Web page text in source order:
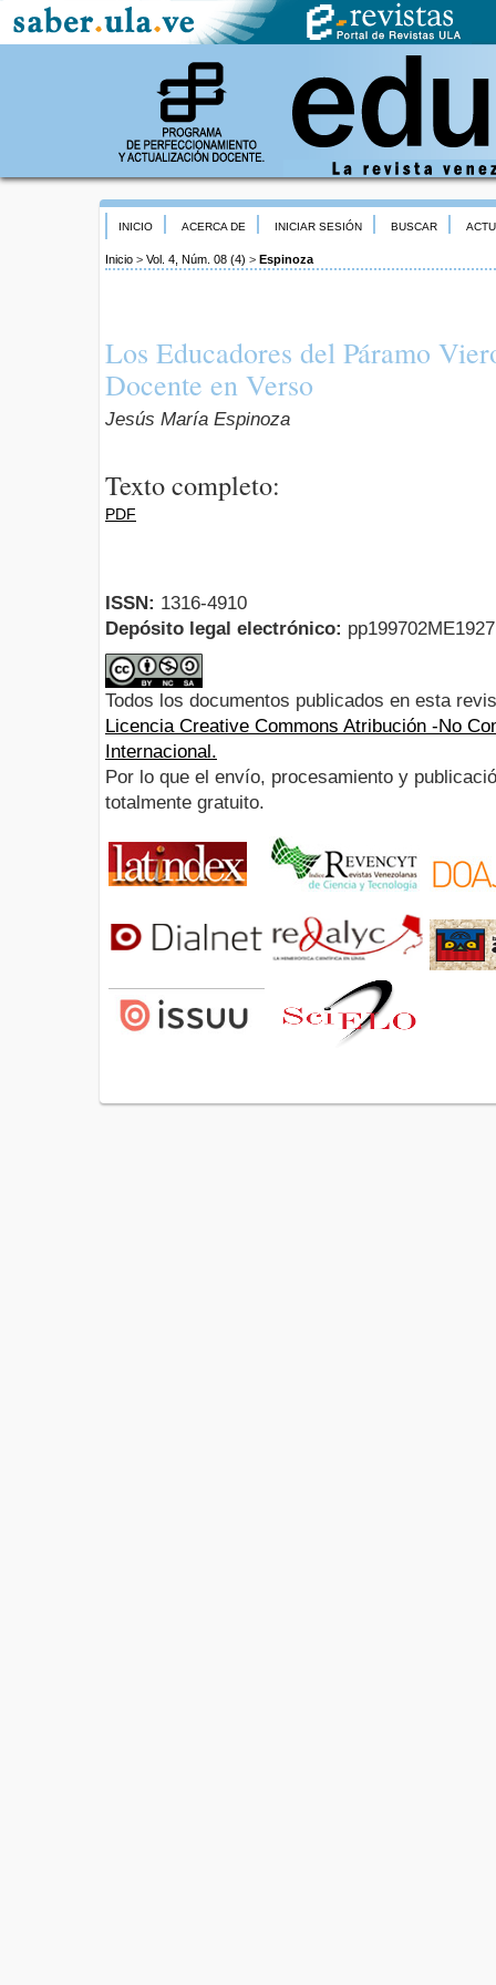
INICIO ACERCA DE INICIAR SESIÓN BUSCAR
Inicio > Vol. 4, Núm. 08 (4) > Espinoza
Los Educadores del Páramo
Docente en Verso
Jesús María Espinoza
Texto completo:
PDF
ISSN: 1316-4910
Depósito legal electrónico:
Todos los documentos publicados en esta
Licencia Creative Commons Atribución -No
Internacional.
Por lo que el envío, procesamiento y
totalmente gratuito.